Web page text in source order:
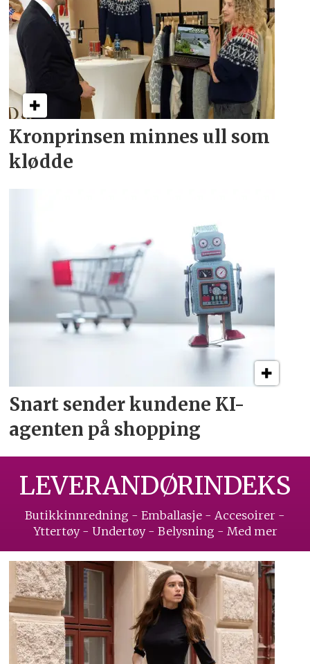
Kronprinsen minnes ull som
klødde
Snart sender kundene KI-
agenten på shopping
LEVERANDØRINDEKS
Butikkinnredning - Emballasje - Accesoirer -
Yttertøy - Undertøy - Belysning - Med mer